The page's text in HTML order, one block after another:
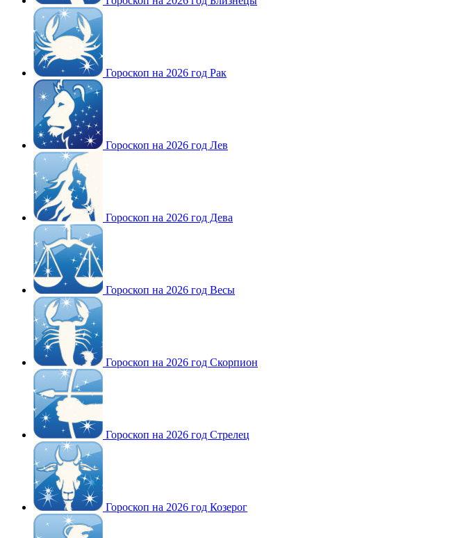
Гороскоп на 2026 год Рак
Гороскоп на 2026 год Лев
Гороскоп на 2026 год Дева
Гороскоп на 2026 год Весы
Гороскоп на 2026 год Скорпион
Гороскоп на 2026 год Стрелец
Гороскоп на 2026 год Козерог